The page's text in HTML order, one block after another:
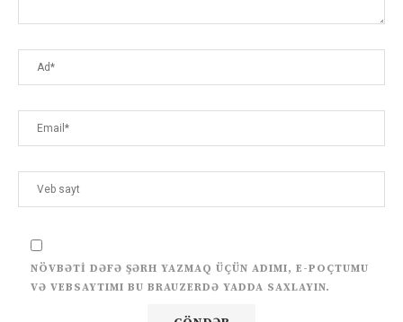
NÖVBƏTI DƏFƏ ŞƏRH YAZMAQ ÜÇÜN ADIMI, E-POÇTUMU
VƏ VEBSAYTIMI BU BRAUZERDƏ YADDA SAXLAYIN.